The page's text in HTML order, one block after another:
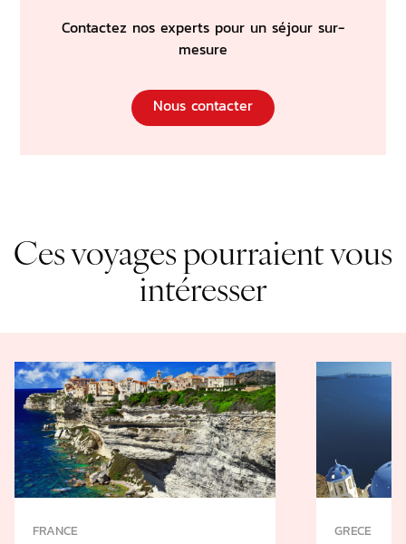
Contactez nos experts pour un séjour sur-
mesure
Nous contacter
Ces voyages pourraient vous
intéresser
FRANCE GRECE